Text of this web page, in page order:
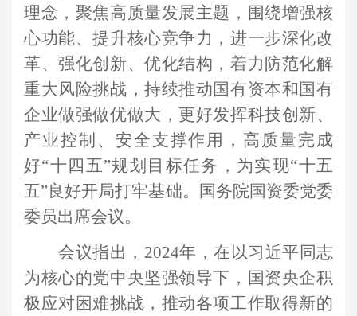
理念，聚焦高质量发展主题，围绕增强核
心功能、提升核心竞争力，进一步深化改
革、强化创新、优化结构，着力防范化解
重大风险挑战，持续推动国有资本和国有
企业做强做优做大，更好发挥科技创新、
产业控制、安全支撑作用，高质量完成
好“十四五”规划目标任务，为实现“十五
五”良好开局打牢基础。国务院国资委党委
委员出席会议。
会议指出， 2024年，在以习近平同志
为核心的党中央坚强领导下，国资央企积
极应对困难挑战，推动各项工作取得新的